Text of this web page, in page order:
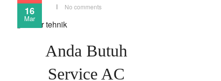
16
Mar
No comments
Anda Butuh
Service AC